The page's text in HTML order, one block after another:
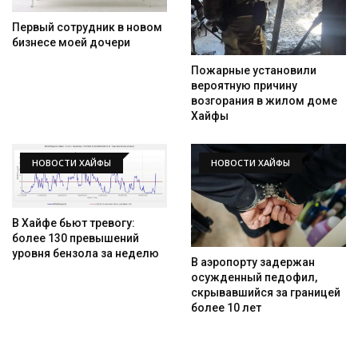
Первый сотрудник в новом
бизнесе моей дочери
Пожарные установили
вероятную причину
возгорания в жилом доме
Хайфы
НОВОСТИ ХАЙФЫ
В Хайфе бьют тревогу:
более 130 превышений
уровня бензола за неделю
НОВОСТИ ХАЙФЫ
В аэропорту задержан
осужденный педофил,
скрывавшийся за границей
более 10 лет